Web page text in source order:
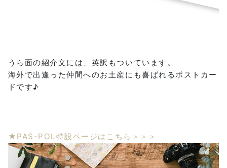
うら面の紹介文には、英訳もついています。
海外で出逢った仲間へのお土産にも喜ばれるポストカー
ドです♪
★PAS-POL特設ページはこちら＞＞＞